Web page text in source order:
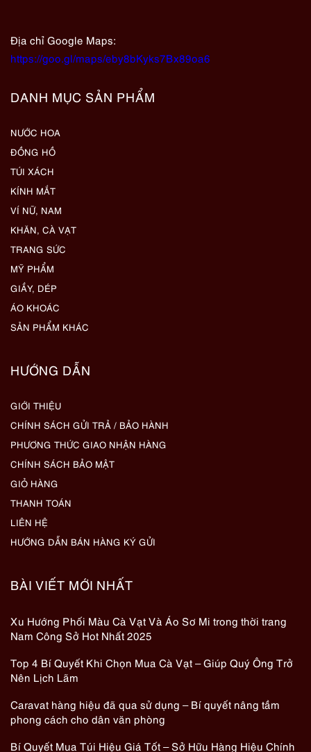
Địa chỉ Google Maps:
https://goo.gl/maps/eby8bKyks7Bx89oa6
DANH MỤC SẢN PHẨM
NƯỚC HOA
ĐỒNG HỒ
TÚI XÁCH
KÍNH MẮT
VÍ NỮ, NAM
KHĂN, CÀ VẠT
TRANG SỨC
MỸ PHẨM
GIẦY, DÉP
ÁO KHOÁC
SẢN PHẨM KHÁC
HƯỚNG DẪN
GIỚI THIỆU
CHÍNH SÁCH GỬI TRẢ / BẢO HÀNH
PHƯƠNG THỨC GIAO NHẬN HÀNG
CHÍNH SÁCH BẢO MẬT
GIỎ HÀNG
THANH TOÁN
LIÊN HỆ
HƯỚNG DẪN BÁN HÀNG KÝ GỬI
BÀI VIẾT MỚI NHẤT
Xu Hướng Phối Màu Cà Vạt Và Áo Sơ Mi trong thời trang
Nam Công Sở Hot Nhất 2025
Top 4 Bí Quyết Khi Chọn Mua Cà Vạt – Giúp Quý Ông Trở
Nên Lịch Lãm
Caravat hàng hiệu đã qua sử dụng – Bí quyết nâng tầm
phong cách cho dân văn phòng
Bí Quyết Mua Túi Hiệu Giá Tốt – Sở Hữu Hàng Hiệu Chính